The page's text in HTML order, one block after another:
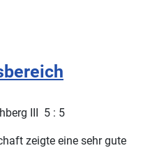
III 5 : 5
zeigte eine sehr gute